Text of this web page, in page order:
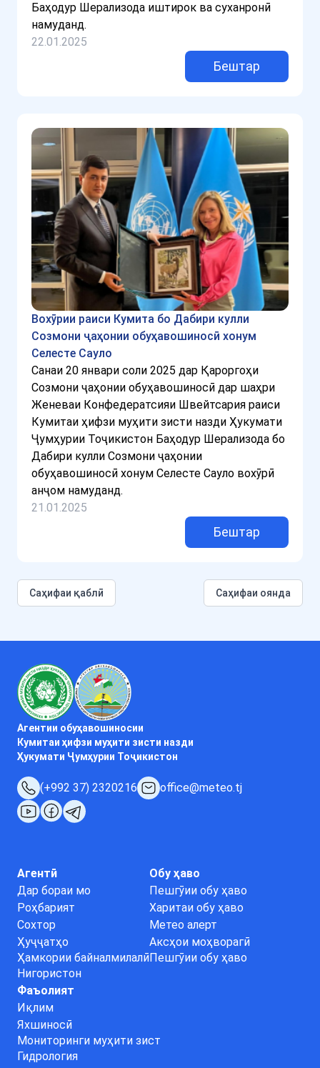
Баҳодур Шерализода иштирок ва суханронӣ
намуданд.
22.01.2025
Бештар
Вохӯрии раиси Кумита бо Дабири кулли
Созмони ҷаҳонии обуҳавошиносӣ хонум
Селесте Сауло
Санаи 20 январи соли 2025 дар Қароргоҳи
Созмони ҷаҳонии обуҳавошиносӣ дар шаҳри
Женеваи Конфедератсияи Швейтсария раиси
Кумитаи ҳифзи муҳити зисти назди Ҳукумати
Ҷумҳурии Тоҷикистон Баҳодур Шерализода бо
Дабири кулли Созмони ҷаҳонии
обуҳавошиносӣ хонум Селесте Сауло вохӯрӣ
анҷом намуданд.
21.01.2025
Бештар
Cаҳифаи қаблӣ Саҳифаи оянда
Агентии обуҳавошиносии
Кумитаи ҳифзи муҳити зисти назди
Ҳукумати Ҷумҳурии Тоҷикистон
(+992 37) 2320216 office@meteo.tj
Агентӣ
Дар бораи мо
Роҳбарият
Сохтор
Ҳуҷҷатҳо
Ҳамкории байналмилалӣ
Нигористон
Обу ҳаво
Пешгӯии обу ҳаво
Харитаи обу ҳаво
Метео алерт
Аксҳои моҳворагӣ
Пешгӯии обу ҳаво
Фаъолият
Иқлим
Яхшиносӣ
Мониторинги муҳити зист
Гидрология